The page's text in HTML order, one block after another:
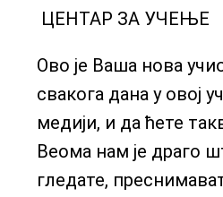
ЦЕНТАР ЗА УЧЕЊЕ
Ово је Ваша нова
свакога дана у овој
медији, и да ћете
Веома нам је драго
гледате,